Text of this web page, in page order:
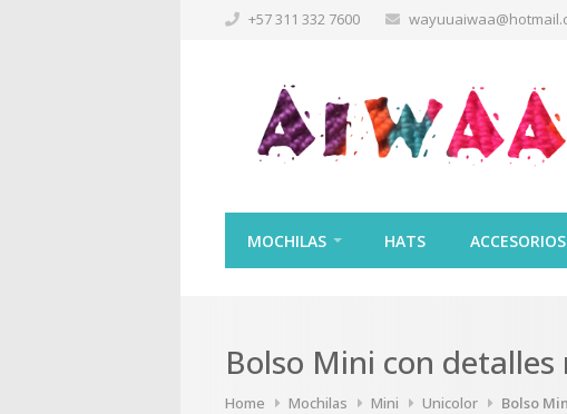
+57 311 332 7600
MOCHILAS HATS ACCESORIOS
Bolso Mini con
Home Mochilas Mini Unicolor Bolso